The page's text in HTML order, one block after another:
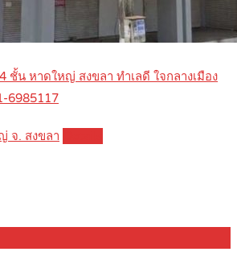
น หาดใหญ่ สงขลา ทำเลดี ใจกลางเมือง
6985117
จ. สงขลา